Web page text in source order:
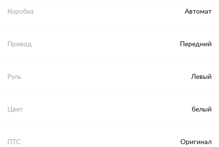
Коробка Автомат
Привод Передний
Руль Левый
Цвет белый
ПТС Оригинал